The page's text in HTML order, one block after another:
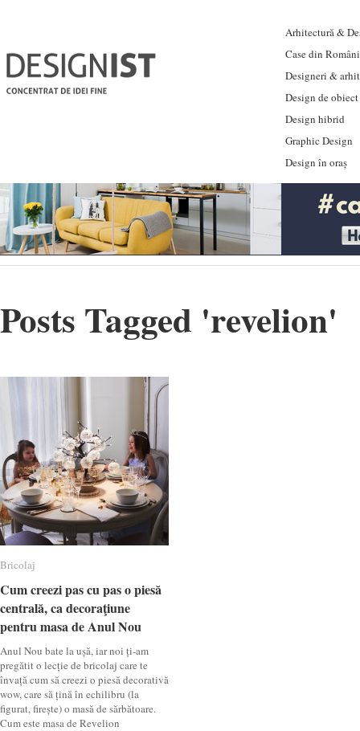
Arhitectură &
Case din
Designeri &
Design de obiect
Design hibrid
Graphic Design
Design în oraș
Posts Tagged 'revelion'
Bricolaj
Cum creezi pas cu pas o piesă
centrală, ca decoraţiune
pentru masa de Anul Nou
Anul Nou bate la ușă, iar noi ți-am
pregătit o lecție de bricolaj care te
învață cum să creezi o piesă decorativă
wow, care să țină în echilibru (la
figurat, firește) o masă de sărbătoare.
Cum este masa de Revelion
Bricolaj
Cum creezi pas cu pas o piesă
centrală, ca decoraţiune
pentru masa de Anul Nou